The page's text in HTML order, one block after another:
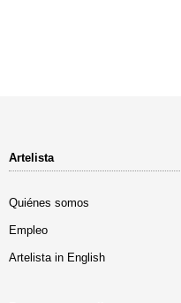
Artelista
Quiénes somos
Empleo
Artelista in English